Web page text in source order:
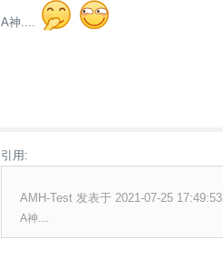
A神....
引用:
AMH-Test 发表于 2021-07-25 17:49:53
A神....